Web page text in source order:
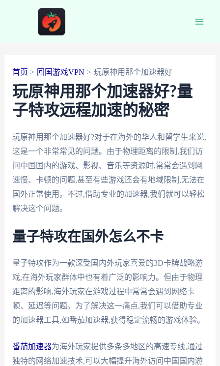
首页 回国游戏VPN 玩原神用那个加速器好
玩原神用那个加速器好?量
子特攻远程加速的秘密
玩原神用那个加速器好?对于在海外的华人和留学生来说,
这是一个非常常见的问题。由于物理距离的限制,我们访
问中国国内的游戏、影视、音乐等资源时,常常会遇到网
速慢、卡顿的问题,甚至有些游戏还会有地域限制,无法在
国外正常使用。不过,借助专业的加速器,我们就可以轻松
解决这个问题。
量子特攻在国外怎么不卡
量子特攻作为一款深受国内外玩家喜爱的3D卡牌战略游
戏,在海外玩家群体中也有着广泛的影响力。但由于物理
距离的影响,海外玩家在游戏过程中常常会遇到网络卡
顿、延迟等问题。为了解决这一痛点,我们可以借助专业
的加速器工具,如番茄加速器,获得稳定流畅的游戏体验。
番茄加速器为海外玩家提供多条多地区的高速专线,通过
独特的网络加速技术,可以大幅提升海外访问中国国内游